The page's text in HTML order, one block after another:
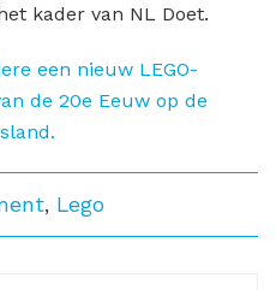
kader van NL Doet.
een nieuw LEGO-
de 20e Eeuw op de
, Lego